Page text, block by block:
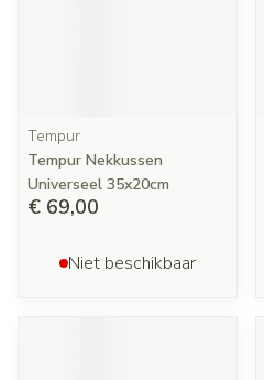
Tempur
Tempur Nekkussen
Universeel 35x20cm
€ 69,00
Niet beschikbaar